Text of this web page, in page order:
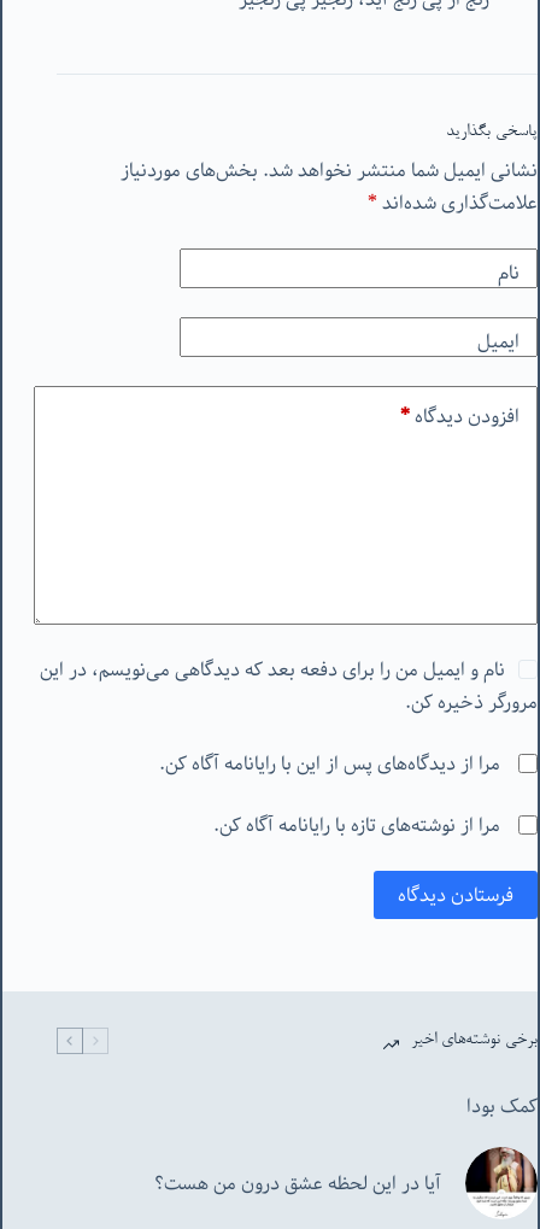
پاسخی بگذارید
نشانی ایمیل شما منتشر نخواهد شد. بخش‌های موردنیاز
علامت‌گذاری شده‌اند*
نام
ایمیل
افزودن دیدگاه*
نام و ایمیل من را برای دفعه بعد که دیدگاهی می‌نویسم، در این
مرورگر ذخیره کن.
مرا از دیدگاه‌های پس از این با رایانامه آگاه کن.
مرا از نوشته‌های تازه با رایانامه آگاه کن.
فرستادن دیدگاه
برخی نوشته‌های اخیر
کمک بودا
آیا در این لحظه عشق درون من هست؟